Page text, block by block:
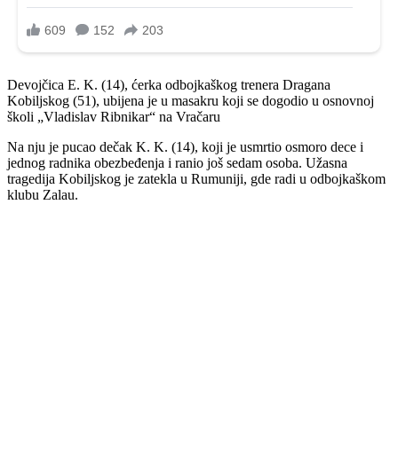
Devojčica E. K. (14), ćerka odbojkaškog trenera Dragana
Kobiljskog (51), ubijena je u masakru koji se dogodio u osnovnoj
školi „Vladislav Ribnikar“ na Vračaru
Na nju je pucao dečak K. K. (14), koji je usmrtio osmoro dece i
jednog radnika obezbeđenja i ranio još sedam osoba. Užasna
tragedija Kobiljskog je zatekla u Rumuniji, gde radi u odbojkaškom
klubu Zalau.